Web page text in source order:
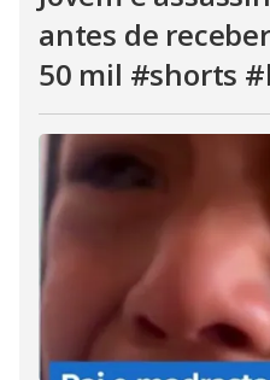
antes de
50 mil #shorts